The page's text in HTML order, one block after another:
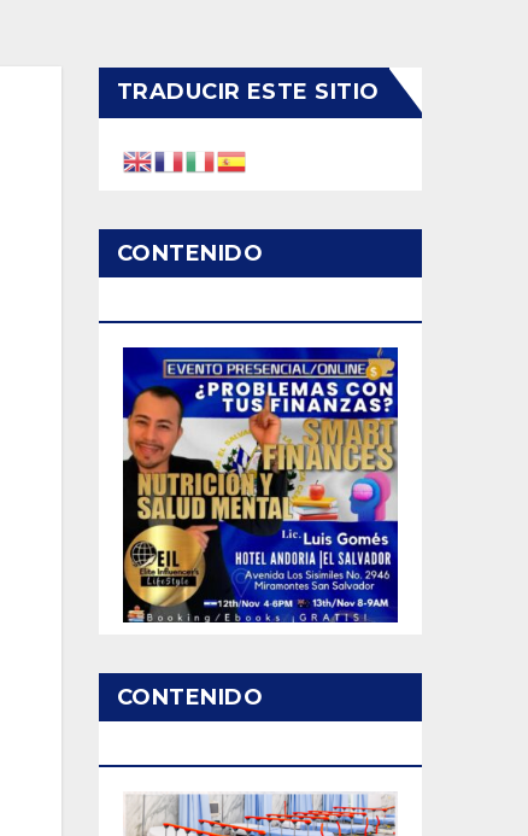
TRADUCIR ESTE SITIO
CONTENIDO
CONTENIDO